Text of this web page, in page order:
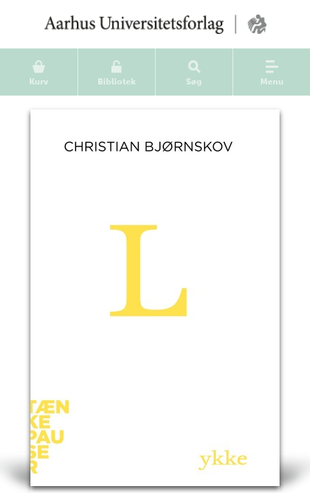
Kurv Bibliotek Søg Menu